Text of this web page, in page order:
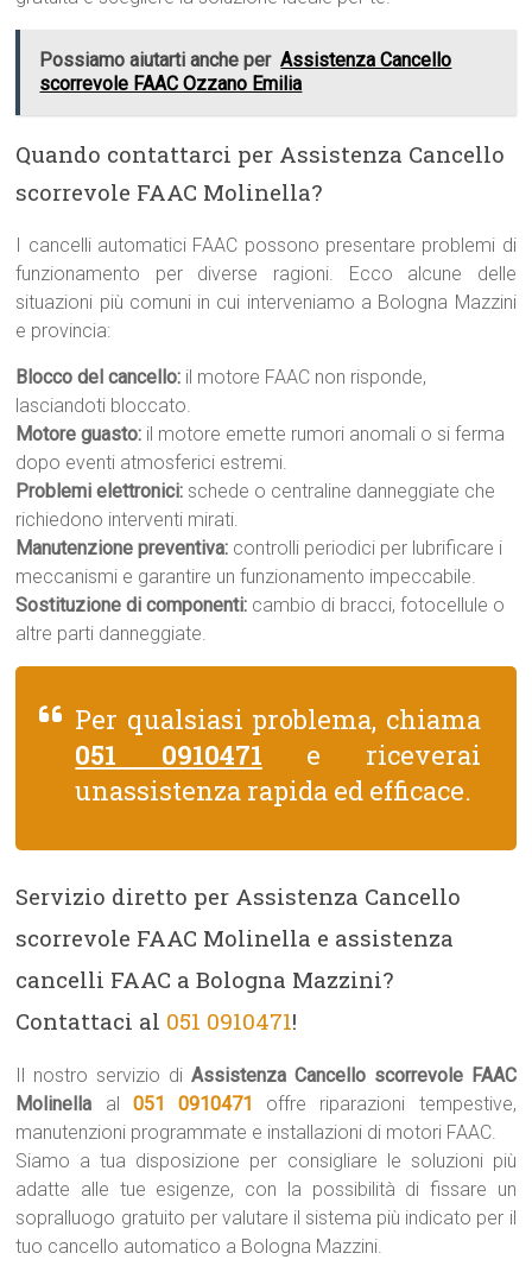
Possiamo aiutarti anche per Assistenza Cancello
scorrevole FAAC Ozzano Emilia
Quando contattarci per Assistenza Cancello
scorrevole FAAC Molinella?
I cancelli automatici FAAC possono presentare problemi di
funzionamento per diverse ragioni. Ecco alcune delle
situazioni più comuni in cui interveniamo a Bologna Mazzini
e provincia:
Blocco del cancello: il motore FAAC non risponde,
lasciandoti bloccato.
Motore guasto: il motore emette rumori anomali o si ferma
dopo eventi atmosferici estremi.
Problemi elettronici: schede o centraline danneggiate che
richiedono interventi mirati.
Manutenzione preventiva: controlli periodici per lubrificare i
meccanismi e garantire un funzionamento impeccabile.
Sostituzione di componenti: cambio di bracci, fotocellule o
altre parti danneggiate.
Per qualsiasi problema, chiama
051 0910471 e riceverai
unassistenza rapida ed efficace.
Servizio diretto per Assistenza Cancello
scorrevole FAAC Molinella e assistenza
cancelli FAAC a Bologna Mazzini?
Contattaci al 051 0910471!
Il nostro servizio di Assistenza Cancello scorrevole FAAC
Molinella al 051 0910471
offre riparazioni tempestive,
manutenzioni programmate e installazioni di motori FAAC.
Siamo a tua disposizione per consigliare le soluzioni più
adatte alle tue esigenze, con la possibilità di fissare un
sopralluogo gratuito per valutare il sistema più indicato per il
tuo cancello automatico a Bologna Mazzini.